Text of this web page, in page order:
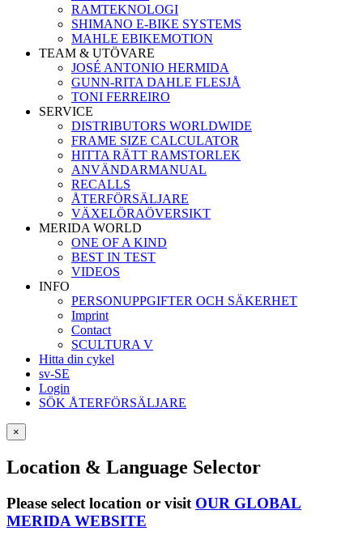
RAMTEKNOLOGI
SHIMANO E-BIKE SYSTEMS
MAHLE EBIKEMOTION
TEAM & UTÖVARE
JOSÉ ANTONIO HERMIDA
GUNN-RITA DAHLE FLESJÅ
TONI FERREIRO
SERVICE
DISTRIBUTORS WORLDWIDE
FRAME SIZE CALCULATOR
HITTA RÄTT RAMSTORLEK
ANVÄNDARMANUAL
RECALLS
ÅTERFÖRSÄLJARE
VÄXELÖRAÖVERSIKT
MERIDA WORLD
ONE OF A KIND
BEST IN TEST
VIDEOS
INFO
PERSONUPPGIFTER OCH SÄKERHET
Imprint
Contact
SCULTURA V
Hitta din cykel
sv-SE
Login
SÖK ÅTERFÖRSÄLJARE
×
Location & Language Selector
Please select location or visit OUR GLOBAL
MERIDA WEBSITE